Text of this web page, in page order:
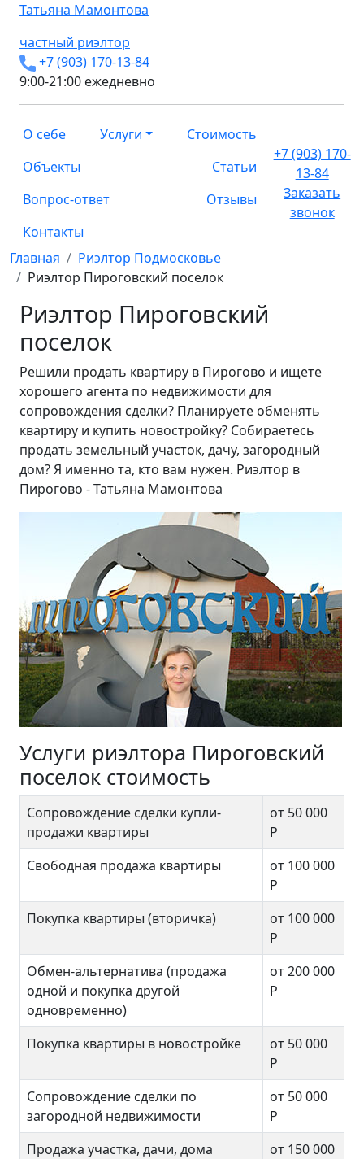
Татьяна Мамонтова
частный риэлтор
+7 (903) 170-13-84
9:00-21:00 ежедневно
О себе Услуги
Стоимость
Объекты
Статьи
Вопрос-ответ
Отзывы
Контакты
+7 (903) 170-
13-84
Заказать
звонок
Главная
Риэлтор Подмосковье
Риэлтор Пироговский поселок
Риэлтор Пироговский
поселок
Решили продать квартиру в Пирогово и ищете
хорошего агента по недвижимости для
сопровождения сделки? Планируете обменять
квартиру и купить новостройку? Собираетесь
продать земельный участок, дачу, загородный
дом? Я именно та, кто вам нужен. Риэлтор в
Пирогово - Татьяна Мамонтова
Услуги риэлтора Пироговский
поселок стоимость
Сопровождение сделки купли-
продажи квартиры
от 50 000
Р
Свободная продажа квартиры
от 100 000
Р
Покупка квартиры (вторичка)
от 100 000
Р
Обмен-альтернатива (продажа
одной и покупка другой
одновременно)
от 200 000
Р
Покупка квартиры в новостройке
от 50 000
Р
Сопровождение сделки по
загородной недвижимости
от 50 000
Р
Продажа участка, дачи, дома
от 150 000